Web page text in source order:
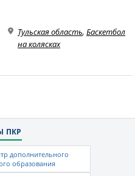
Тульская область, Баскетбол
на колясках
ПКР
дополнительного
образования